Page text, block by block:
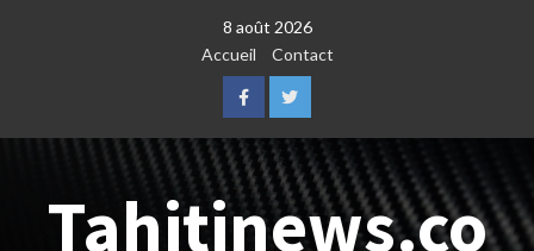
8 août 2026
Accueil
Contact
FacebookTwitter
Tahitinews.co